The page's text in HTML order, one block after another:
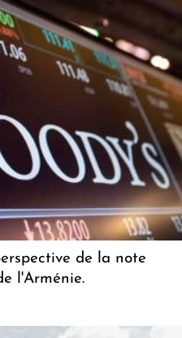
de la note
l'Arménie.